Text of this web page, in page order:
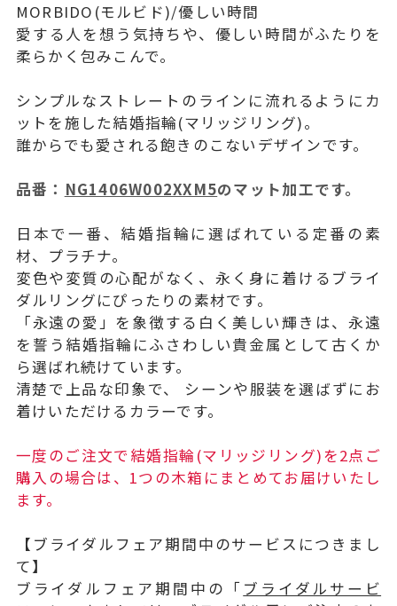
MORBIDO(モルビド)/優しい時間
愛する人を想う気持ちや、優しい時間がふたりを
柔らかく包みこんで。
シンプルなストレートのラインに流れるようにカ
ットを施した結婚指輪(マリッジリング)。
誰からでも愛される飽きのこないデザインです。
品番： NG1406W002XXM5のマット加工です。
日本で一番、結婚指輪に選ばれている定番の素
材、プラチナ。
変色や変質の心配がなく、永く身に着けるブライ
ダルリングにぴったりの素材です。
「永遠の愛」を象徴する白く美しい輝きは、永遠
を誓う結婚指輪にふさわしい貴金属として古くか
ら選ばれ続けています。
清楚で上品な印象で、 シーンや服装を選ばずにお
着けいただけるカラーです。
一度のご注文で結婚指輪(マリッジリング)を2点ご
購入の場合は、1つの木箱にまとめてお届けいたし
ます。
【ブライダルフェア期間中のサービスにつきまし
て】
ブライダルフェア期間中の「 ブライダルサービ